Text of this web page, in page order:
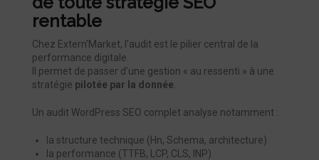
rentable
Chez Extern’Market, l’audit est le pilier central de la
performance digitale.
Il permet de passer d’une gestion « au ressenti » à une
stratégie pilotée par la donnée
Un audit WordPress SEO complet analyse notamment :
la structure technique (Hn, Schema, architecture)
la performance (TTFB, LCP, CLS, INP)